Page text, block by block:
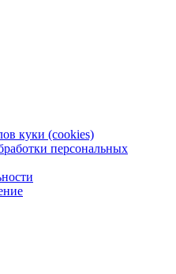
куки (cookies)
персональных